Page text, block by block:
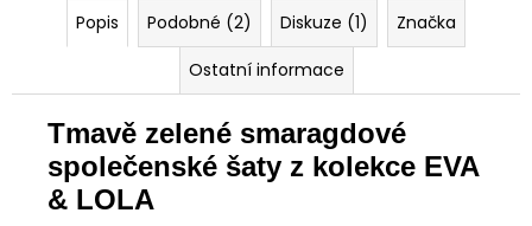
Popis Podobné (2) Diskuze (1)
Značka
Ostatní informace
Tmavě zelené smaragdové
společenské šaty z kolekce EVA
& LOLA